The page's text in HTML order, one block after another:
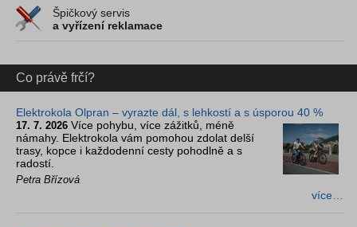
Špičkový servis
a vyřízení reklamace
Co právě frčí?
Elektrokola Olpran – vyrazte dál, s lehkostí a s úsporou 40 %
17. 7. 2026 Více pohybu, více zážitků, méně
námahy. Elektrokola vám pomohou zdolat delší
trasy, kopce i každodenní cesty pohodlně a s
radostí.
Petra Břízová
více…